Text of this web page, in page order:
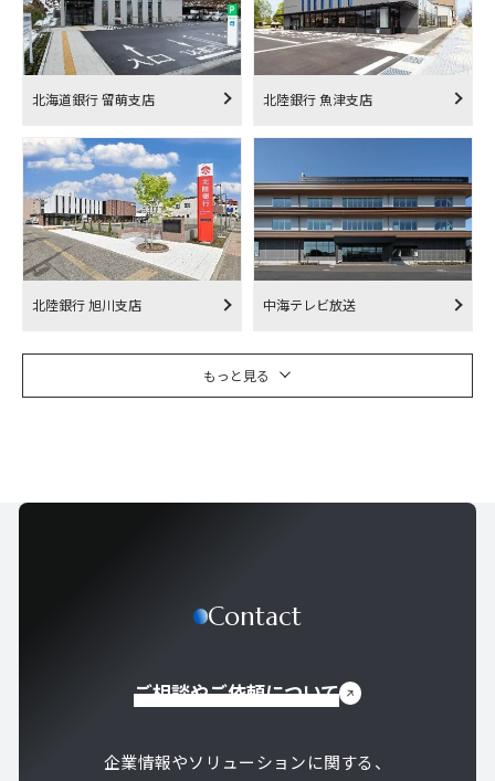
北海道銀行 留萌支店 北陸銀行 魚津支店
北陸銀行 旭川支店 中海テレビ放送
もっと見る
Contact
ご相談やご依頼について
企業情報やソリューションに関する、